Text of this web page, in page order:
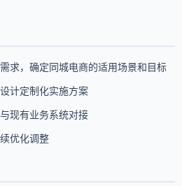
求，确定同城电商的适用场景和目标
计定制化实施方案
现有业务系统对接
优化调整